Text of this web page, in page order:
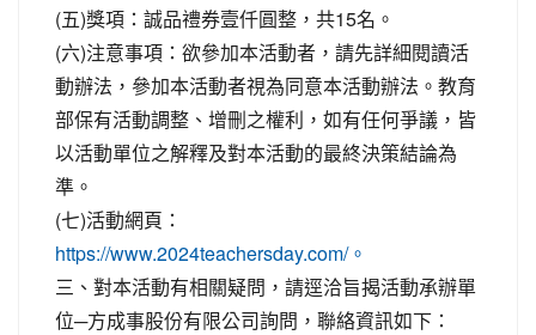
(五)獎項：誠品禮券壹仟圓整，共15名。
(六)注意事項：欲參加本活動者，請先詳細閱讀活
動辦法，參加本活動者視為同意本活動辦法。教育
部保有活動調整、增刪之權利，如有任何爭議，皆
以活動單位之解釋及對本活動的最終決策結論為
準。
(七)活動網頁：
https://www.2024teachersday.com/。
三、對本活動有相關疑問，請逕洽旨揭活動承辦單
位─方成事股份有限公司詢問，聯絡資訊如下：